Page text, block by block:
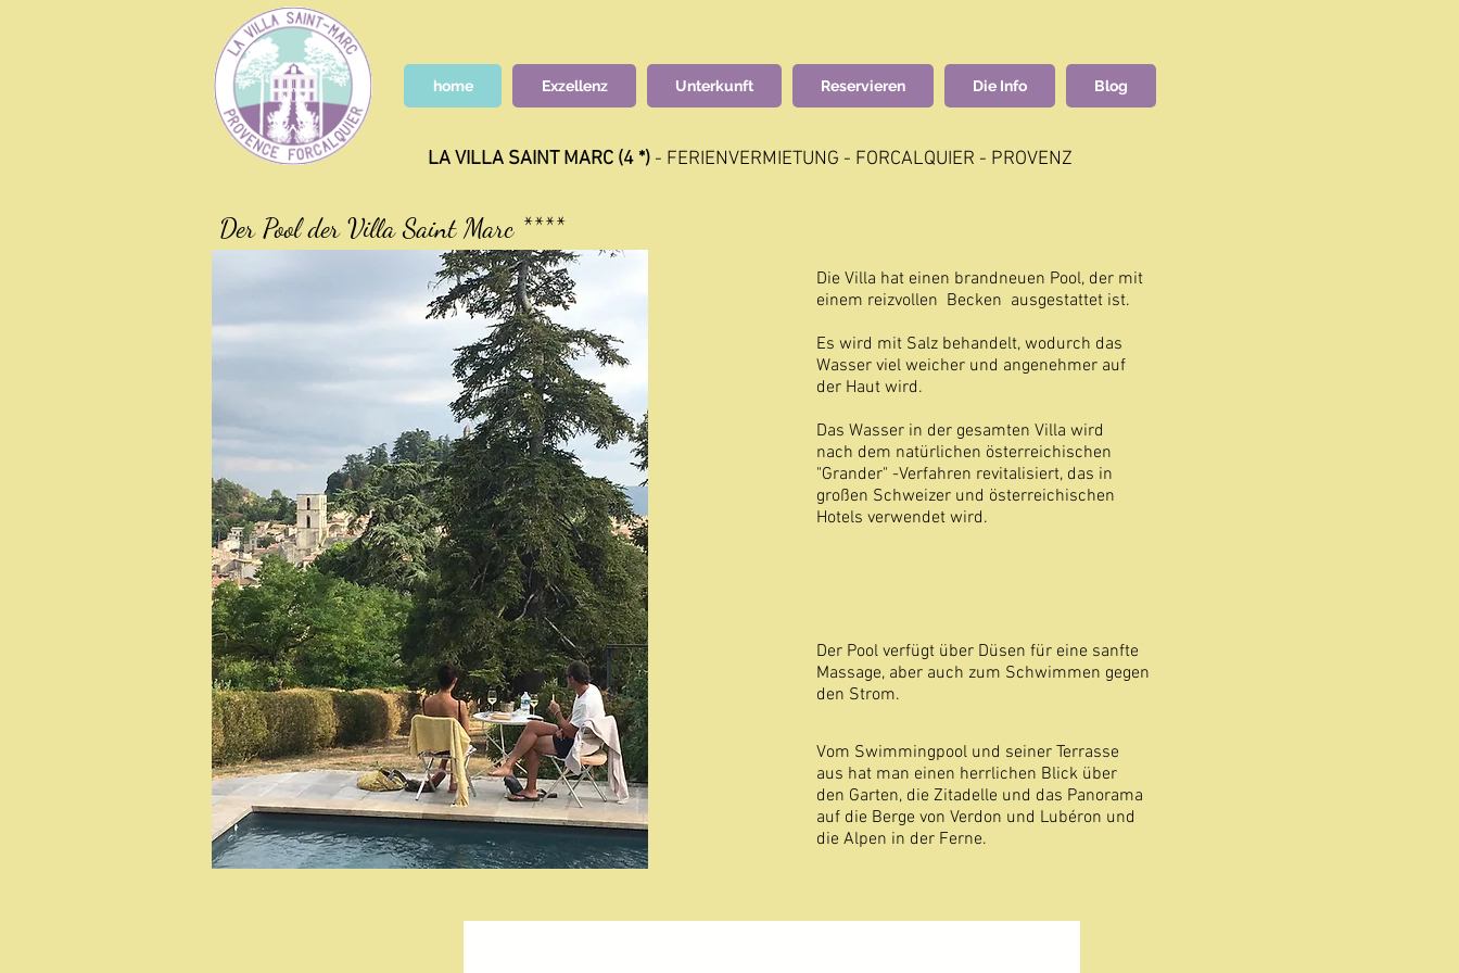
home Exzellenz Unterkunft Reservieren Die Info Blog
LA VILLA SAINT MARC (4 *) - FERIENVERMIETUNG - FORCALQUIER - PROVENZ
Der Pool der Villa Saint Marc ****
Die Villa hat einen brandneuen Pool, der mit
einem reizvollen Becken ausgestattet ist.
Es wird mit Salz behandelt, wodurch das
Wasser viel weicher und angenehmer auf
der Haut wird.
Das Wasser in der gesamten Villa wird
nach dem natürlichen österreichischen
"Grander" -Verfahren revitalisiert, das in
großen Schweizer und österreichischen
Hotels verwendet wird.
Der Pool verfügt über Düsen für eine sanfte
Massage, aber auch zum Schwimmen gegen
den Strom.
Vom Swimmingpool und seiner Terrasse
aus hat man einen herrlichen Blick über
den Garten, die Zitadelle und das Panorama
auf die Berge von Verdon und Lubéron und
die Alpen in der Ferne.